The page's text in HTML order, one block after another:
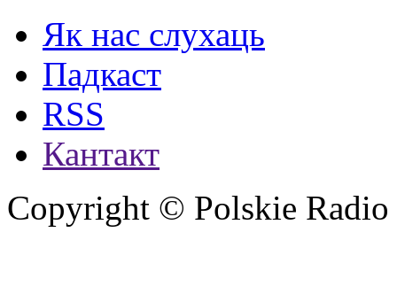
Як нас слухаць
Падкаст
RSS
Кантакт
Copyright © Polskie